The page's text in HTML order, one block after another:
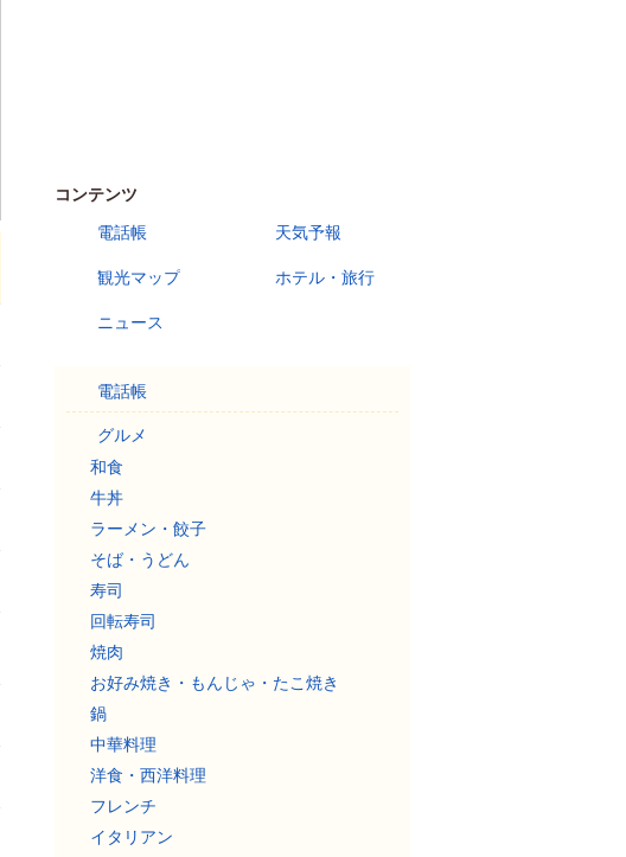
コンテンツ
電話帳
天気予報
観光マップ ホテル・旅行
ニュース
電話帳
グルメ
和食
牛丼
ラーメン・餃子
そば・うどん
寿司
回転寿司
焼肉
お好み焼き・もんじゃ・たこ焼き
鍋
中華料理
洋食・西洋料理
フレンチ
イタリアン